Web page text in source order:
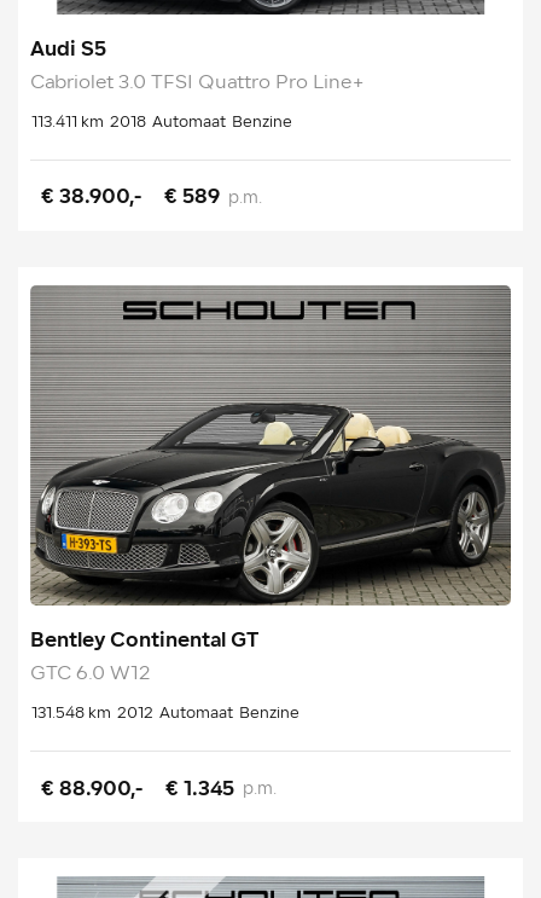
Audi S5
Cabriolet 3.0 TFSI Quattro Pro Line+
113.411 km 2018 Automaat Benzine
€ 38.900,- € 589 p.m.
Bentley Continental GT
GTC 6.0 W12
131.548 km 2012 Automaat Benzine
€ 88.900,- € 1.345 p.m.